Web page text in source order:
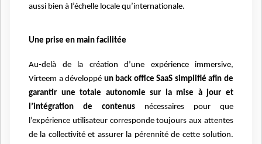
aussi bien à l’échelle locale qu’internationale.
Une prise en main facilitée
Au-delà de la création d’une expérience immersive,
Virteem a développé un back office SaaS simplifié afin de
garantir une totale autonomie sur la mise à jour et
l’intégration de contenus nécessaires pour que
l’expérience utilisateur corresponde toujours aux attentes
de la collectivité et assurer la pérennité de cette solution.